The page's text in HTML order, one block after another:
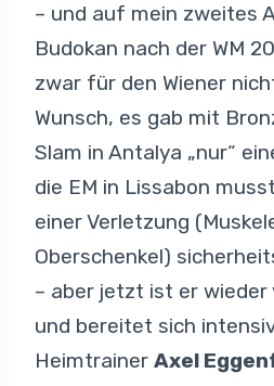
– und auf mein zweites
Budokan nach der WM
zwar für den Wiener
Wunsch, es gab mit
Slam in Antalya „nur“
die EM in Lissabon
einer Verletzung
Oberschenkel)
– aber jetzt ist er wieder
und bereitet sich
Heimtrainer Axel